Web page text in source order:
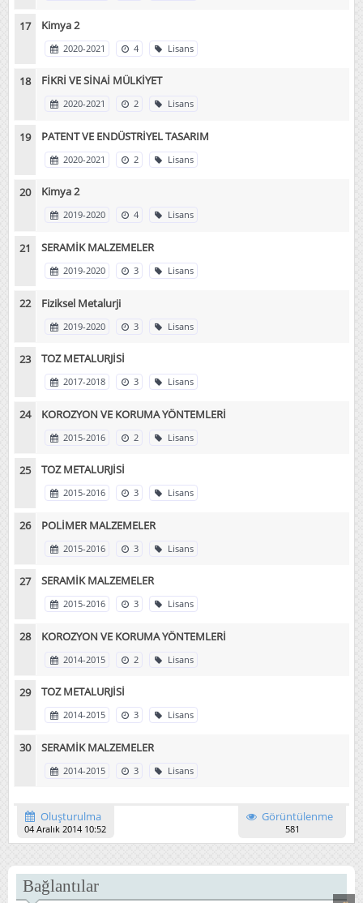
Kimya 2
2020-2021 4 Lisans
FİKRİ VE SİNAİ MÜLKİYET
2020-2021 2 Lisans
PATENT VE ENDÜSTRİYEL TASARIM
2020-2021 2 Lisans
Kimya 2
2019-2020 4 Lisans
SERAMİK MALZEMELER
2019-2020 3 Lisans
Fiziksel Metalurji
2019-2020 3 Lisans
TOZ METALURJİSİ
2017-2018 3 Lisans
KOROZYON VE KORUMA YÖNTEMLERİ
2015-2016 2 Lisans
TOZ METALURJİSİ
2015-2016 3 Lisans
POLİMER MALZEMELER
2015-2016 3 Lisans
SERAMİK MALZEMELER
2015-2016 3 Lisans
KOROZYON VE KORUMA YÖNTEMLERİ
2014-2015 2 Lisans
TOZ METALURJİSİ
2014-2015 3 Lisans
SERAMİK MALZEMELER
2014-2015 3 Lisans
Oluşturulma
04 Aralık 2014 10:52
Görüntülenme
581
Bağlantılar